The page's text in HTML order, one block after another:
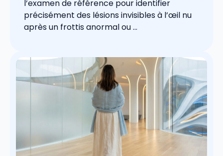
l’examen de référence pour identifier
précisément des lésions invisibles à l’œil nu
après un frottis anormal ou ...